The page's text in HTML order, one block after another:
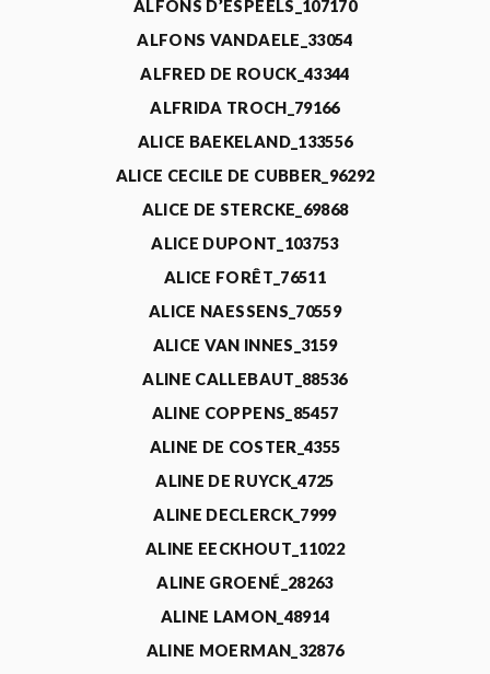
ALFONS D’ESPEELS_107170
ALFONS VANDAELE_33054
ALFRED DE ROUCK_43344
ALFRIDA TROCH_79166
ALICE BAEKELAND_133556
ALICE CECILE DE CUBBER_96292
ALICE DE STERCKE_69868
ALICE DUPONT_103753
ALICE FORÊT_76511
ALICE NAESSENS_70559
ALICE VAN INNES_3159
ALINE CALLEBAUT_88536
ALINE COPPENS_85457
ALINE DE COSTER_4355
ALINE DE RUYCK_4725
ALINE DECLERCK_7999
ALINE EECKHOUT_11022
ALINE GROENÉ_28263
ALINE LAMON_48914
ALINE MOERMAN_32876